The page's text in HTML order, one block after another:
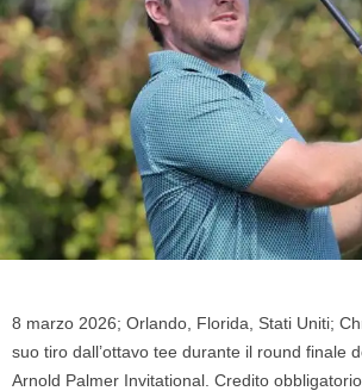
8 marzo 2026; Orlando, Florida, Stati Uniti;
suo tiro dall’ottavo tee durante il round finale
Arnold Palmer Invitational. Credito